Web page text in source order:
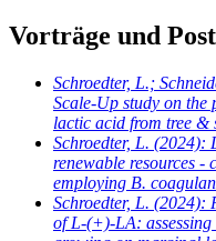
Vorträge und
Schroedter, L.;
Scale-Up study on
lactic acid from tree &
Schroedter, L. (2024):
renewable resources -
employing B.
Schroedter, L. (2024):
of L-(+)-LA: assessing